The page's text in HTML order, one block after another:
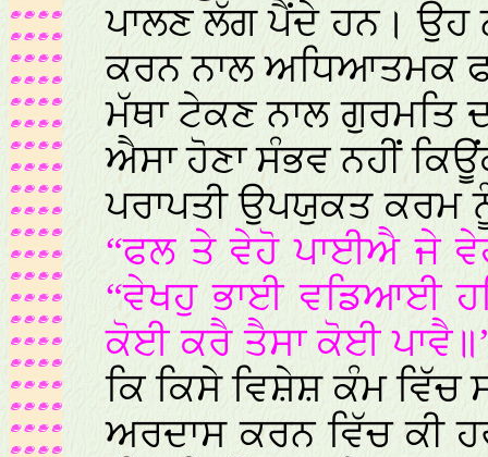
ਪਾਲਣ ਲੱਗ ਪੈਂਦੇ ਹਨ। ਉਹ
ਕਰਨ ਨਾਲ ਅਧਿਆਤਮਕ
ਮੱਥਾ ਟੇਕਣ ਨਾਲ ਗੁਰਮਤਿ
ਐਸਾ ਹੋਣਾ ਸੰਭਵ ਨਹੀਂ
ਪਰਾਪਤੀ ਉਪਯੁਕਤ ਕਰਮ
“ਫਲ ਤੇ ਵੇਹੋ ਪਾਈਐ ਜੇ
“ਵੇਖਹੁ ਭਾਈ ਵਡਿਆਈ
ਕੋਈ ਕਰੈ ਤੈਸਾ ਕੋਈ
ਕਿ ਕਿਸੇ ਵਿਸ਼ੇਸ਼ ਕੰਮ
ਅਰਦਾਸ ਕਰਨ ਵਿੱਚ ਕੀ